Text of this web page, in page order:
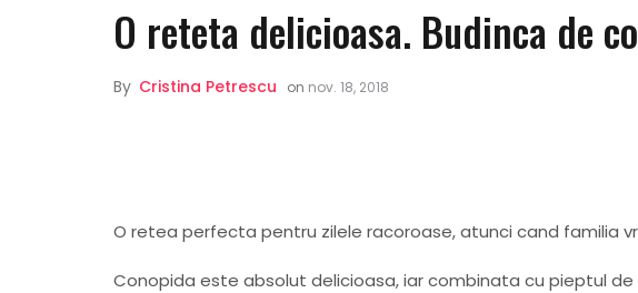
O reteta delicioasa. Budinca de
By Cristina Petrescu on nov. 18, 2018
O retea perfecta pentru zilele racoroase, atunci cand familia
Conopida este absolut delicioasa, iar combinata cu pieptul de